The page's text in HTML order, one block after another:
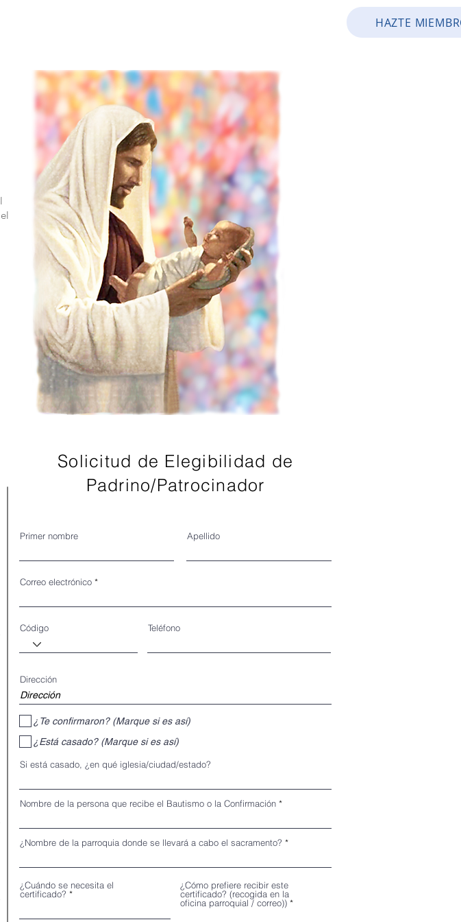
HAZTE
Solicitud de Elegibilidad de
Padrino/Patrocinador
Primer nombre Apellido
Correo electrónico
Código Teléfono
Dirección
¿Te confirmaron? (Marque si es así)
¿Está casado? (Marque si es así)
Si está casado, ¿en qué iglesia/ciudad/estado?
Nombre de la persona que recibe el Bautismo o la Confirmación
¿Nombre de la parroquia donde se llevará a cabo el sacramento?
¿Cuándo se necesita el
certificado?
¿Cómo prefiere recibir este
certificado? (recogida en la
oficina parroquial / correo))